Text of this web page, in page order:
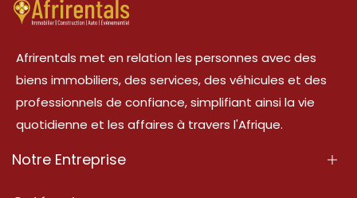
Afrirentals met en relation les personnes avec des
biens immobiliers, des services, des véhicules et des
professionnels de confiance, simplifiant ainsi la vie
quotidienne et les affaires à travers l'Afrique.
Notre Entreprise